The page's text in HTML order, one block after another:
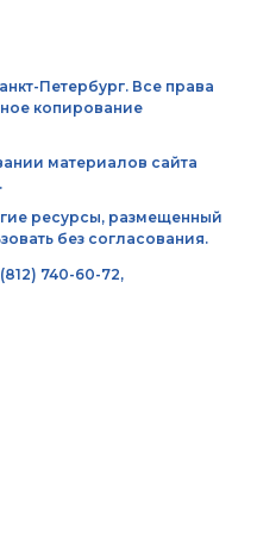
Петербург. Все права
копирование
материалов сайта
ресурсы, размещенный
без согласования.
(812) 740-60-72,